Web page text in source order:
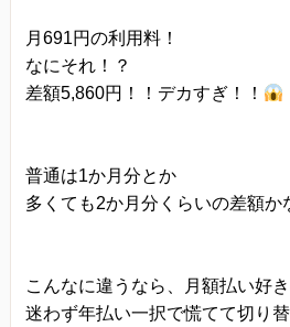
月691円の利用料！
なにそれ！？
差額5,860円！！デカすぎ！！
普通は1か月分とか
多くても2か月分くらいの差額か
こんなに違うなら、月額払い好
迷わず年払い一択で慌てて切り